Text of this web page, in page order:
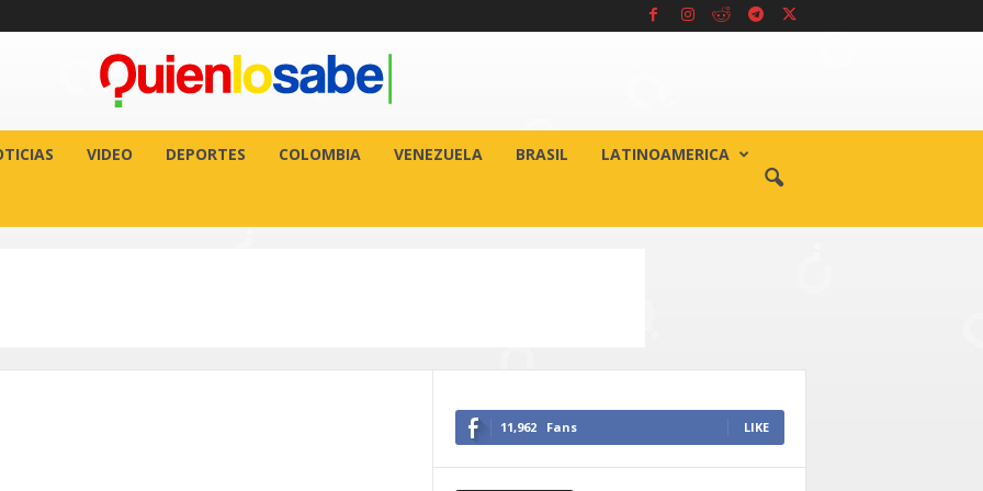
VIDEO DEPORTES COLOMBIA VENEZUELA BRASIL LATINOAMERICA
11,962 Fans LIKE